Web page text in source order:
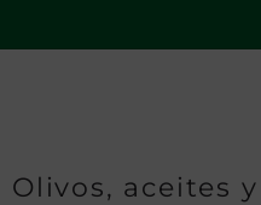
Olivos, aceites